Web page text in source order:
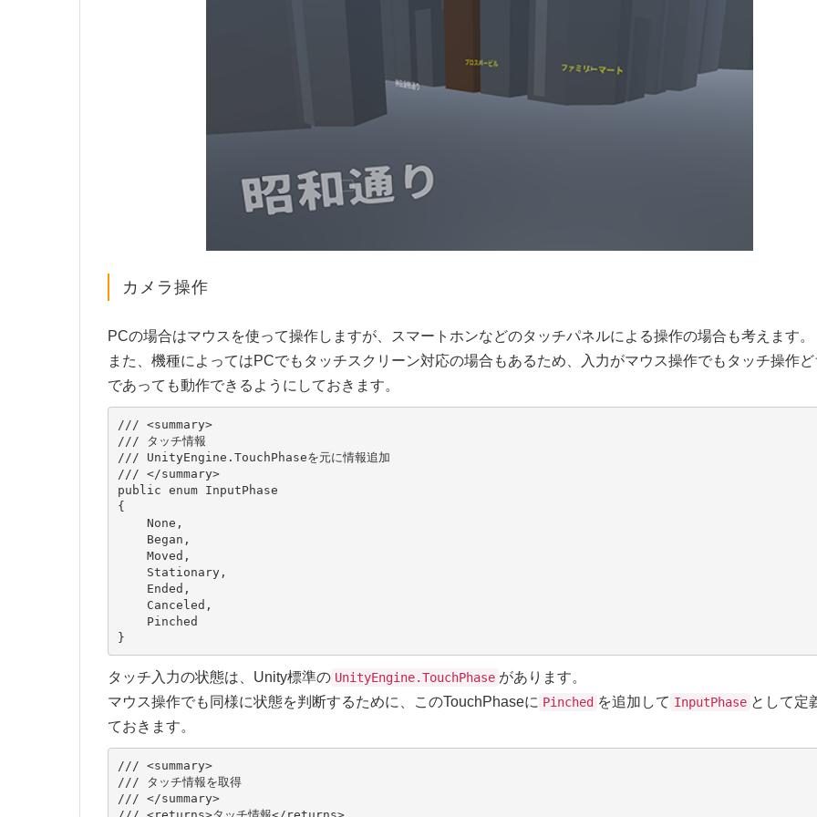
カメラ操作
PCの場合はマウスを使って操作しますが、スマートホンなどのタッチパネルによる操作の場合も考えます。
また、機種によってはPCでもタッチスクリーン対応の場合もあるため、入力がマウス操作でもタッチ操作
であっても動作できるようにしておきます。
/// <summary>
/// タッチ情報
/// UnityEngine.TouchPhaseを元に情報追加
/// </summary>
public enum InputPhase
{
}
タッチ入力の状態は、Unity標準の UnityEngine.TouchPhase があります。
マウス操作でも同様に状態を判断するために、このTouchPhaseに Pinched を追加して InputPhase として定
ておきます。
/// <summary>
/// タッチ情報を取得
/// </summary>
/// <returns>タッチ情報</returns>